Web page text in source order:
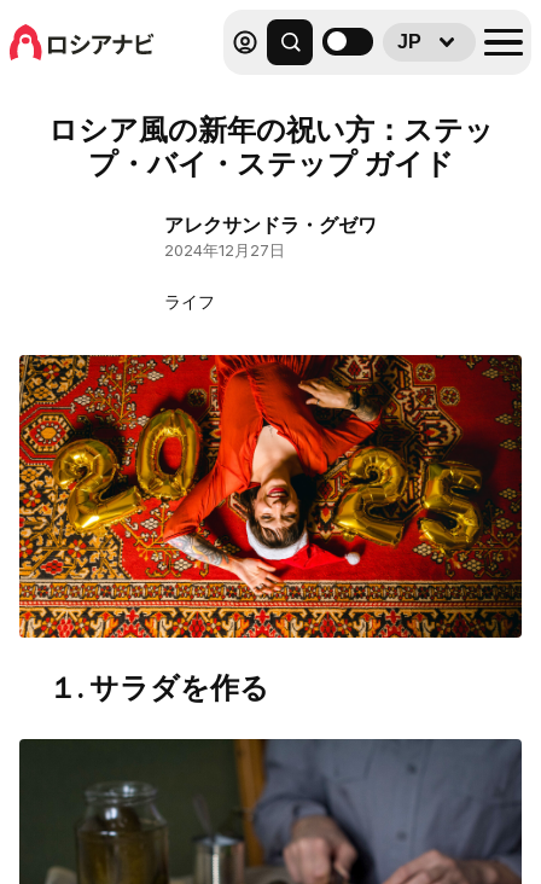
JP
ロシア風の新年の祝い方：ステッ
プ・バイ・ステップ ガイド
アレクサンドラ・グゼワ
2024年12月27日
ライフ
１. サラダを作る